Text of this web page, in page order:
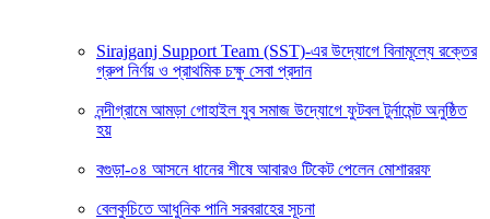
Sirajganj Support Team (SST)-এর উদ্যোগে বিনামূল্যে রক্তের
গ্রুপ নির্ণয় ও প্রাথমিক চক্ষু সেবা প্রদান
নন্দীগ্রামে আমড়া গোহাইল যুব সমাজ উদ্যোগে ফুটবল টুর্নামেন্ট অনুষ্ঠিত
হয়
বগুড়া-০৪ আসনে ধানের শীষে আবারও টিকেট পেলেন মোশাররফ
বেলকুচিতে আধুনিক পানি সরবরাহের সূচনা